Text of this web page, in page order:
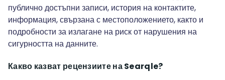
публично достъпни записи, история на контактите,
информация, свързана с местоположението, както и
подробности за излагане на риск от нарушения на
сигурността на данните.
Какво казват рецензиите на Searqle?